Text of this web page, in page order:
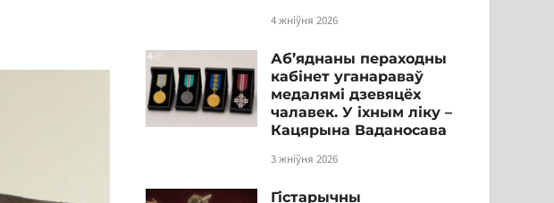
4 жніўня 2026
Аб’яднаны пераходны
кабінет уганараваў
медалямі дзевяцёх
чалавек. У іхным ліку –
Кацярына Ваданосава
3 жніўня 2026
Гістарычны